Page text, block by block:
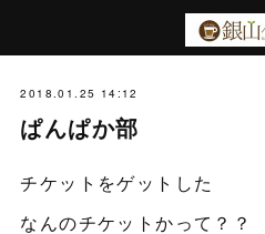
2018.01.25 14:12
ぱんぱか部
チケットをゲットした
なんのチケットかって？？